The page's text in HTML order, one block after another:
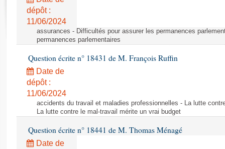
Rapports d'enquête
Rapports législatifs
Baromètre de l’application des lois
Dossiers législatifs
Budget et sécurité sociale
Questions écrites et orales
Comptes rendus des débats
dépôt :
11/06/2024
assurances - Difficultés pour assurer les permanences
permanences parlementaires
Question écrite n° 18431 de M. François Ruffin
Date de
dépôt :
11/06/2024
accidents du travail et maladies professionnelles - La lutte
La lutte contre le mal-travail mérite un vrai budget
Question écrite n° 18441 de M. Thomas Ménagé
Date de